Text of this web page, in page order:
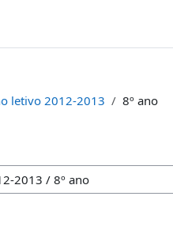
letivo 2012-2013 8º ano